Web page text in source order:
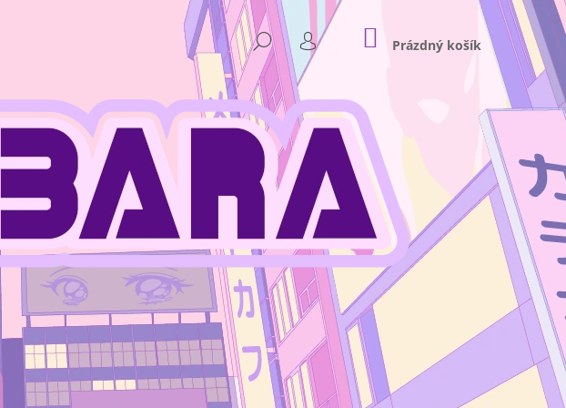
HLEDAT
PŘIHLÁŠENÍ
NÁKUPNÍ
KOŠÍK
Prázdný košík
ONE PIECE - MONKEY D. LUFFY GEAR 4